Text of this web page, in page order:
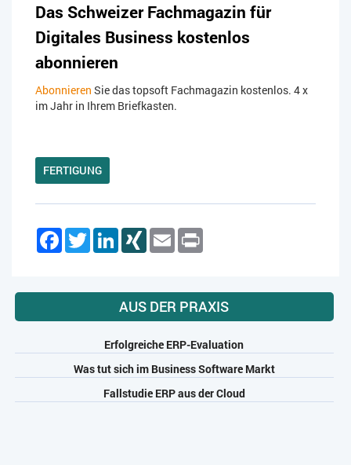
Das Schweizer Fachmagazin für
Digitales Business kostenlos
abonnieren
Abonnieren Sie das topsoft Fachmagazin kostenlos. 4 x
im Jahr in Ihrem Briefkasten.
FERTIGUNG
FacebookTwitterLinkedInXING Email
AUS DER PRAXIS
Erfolgreiche ERP-Evaluation
Was tut sich im Business Software Markt
Fallstudie ERP aus der Cloud